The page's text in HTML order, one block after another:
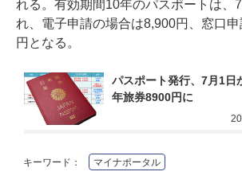
れる。有効期間10年のパスポートは、
れ、電子申請の場合は8,900円、窓口
円となる。
パスポート発行、7月1日
年旅券8900円に
キーワード： マイナポータル